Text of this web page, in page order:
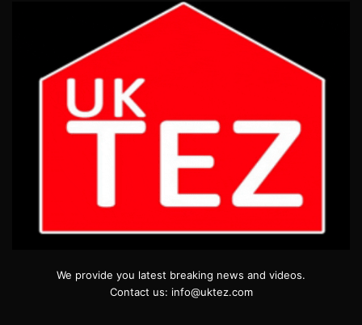
We provide you latest breaking news and videos.
Contact us: info@uktez.com